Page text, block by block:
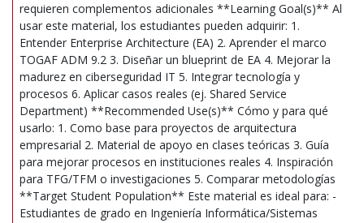
requieren complementos adicionales **Learning Goal(s)** Al
usar este material, los estudiantes pueden adquirir: 1.
Entender Enterprise Architecture (EA) 2. Aprender el marco
TOGAF ADM 9.2 3. Diseñar un blueprint de EA 4. Mejorar la
madurez en ciberseguridad IT 5. Integrar tecnología y
procesos 6. Aplicar casos reales (ej. Shared Service
Department) **Recommended Use(s)** Cómo y para qué
usarlo: 1. Como base para proyectos de arquitectura
empresarial 2. Material de apoyo en clases teóricas 3. Guía
para mejorar procesos en instituciones reales 4. Inspiración
para TFG/TFM o investigaciones 5. Comparar metodologías
**Target Student Population** Este material es ideal para: -
Estudiantes de grado en Ingeniería Informática/Sistemas